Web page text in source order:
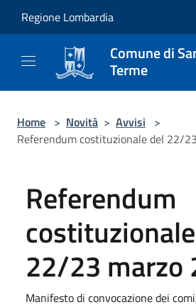
Regione Lombardia
Comune di
Terme
Home > Novità > Avvisi >
Referendum costituzionale del 22/
Referendum
22/23 marzo
Manifesto di convocazione dei